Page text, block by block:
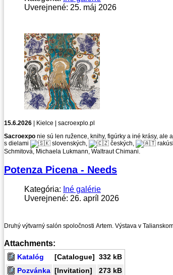
Uverejnené: 25. máj 2026
15.6.2026 | Kielce | sacroexplo.pl
Sacroexpo nie sú len ružence, knihy, figúrky a iné krásy, ale
s dielami
slovenských, českých,
Schmitová, Michaela Lukmann, Waltraut Chimani.
Potenza Picena - Needs
Kategória: Iné galérie
Uverejnené: 26. apríl 2026
Druhý výtvarný salón spoločnosti Artem. Výstava v
Attachments:
Katalóg [Catalogue] 332 kB
Pozvánka [Invitation] 273 kB